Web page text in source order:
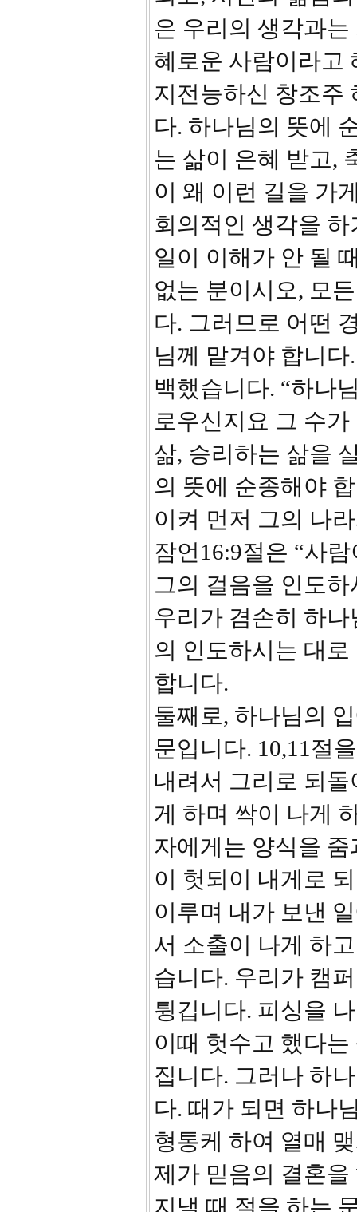
은 우리의 생각과
혜로운 사람이라고
지전능하신 창조주
다. 하나님의 뜻에
는 삶이 은혜 받고,
이 왜 이런 길을 가
회의적인 생각을
일이 이해가 안 될
없는 분이시오, 모
다. 그러므로 어떤
님께 맡겨야 합니
백했습니다. “하나
로우신지요 그 수
삶, 승리하는 삶을
의 뜻에 순종해야
이켜 먼저 그의 나
잠언16:9절은 “사
그의 걸음을 인도
우리가 겸손히 하
의 인도하시는 대
합니다.
둘째로, 하나님의
문입니다. 10,11절
내려서 그리로 되
게 하며 싹이 나게
자에게는 양식을
이 헛되이 내게로
이루며 내가 보낸
서 소출이 나게 하
습니다. 우리가 캠
튕깁니다. 피싱을
이때 헛수고 했다
집니다. 그러나 하
다. 때가 되면 하나
형통케 하여 열매
제가 믿음의 결혼
지낼 때 절을 하는